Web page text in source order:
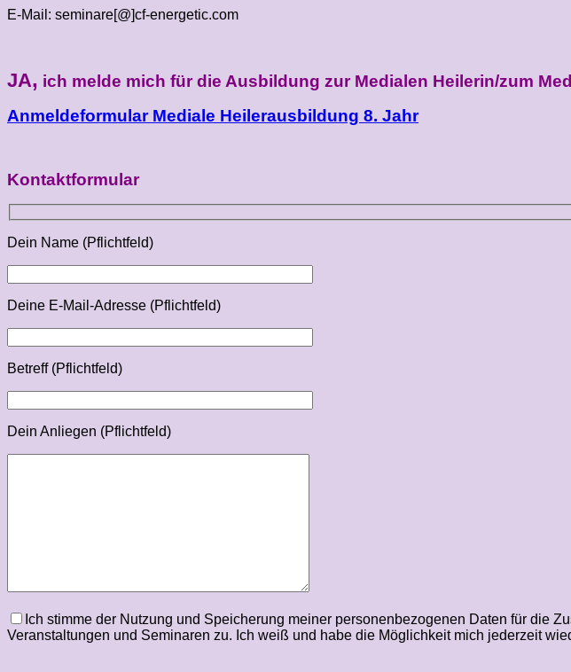
E‑Mail: seminare[@]cf-energetic.com
JA, ich melde mich für die Ausbildung zur Medialen Heilerin/zum
Anmeldeformular Mediale Heilerausbildung 8. Jahr
Kontaktformular
Dein Name (Pflichtfeld)
Deine E‑Mail-Adresse (Pflichtfeld)
Betreff (Pflichtfeld)
Dein Anliegen (Pflichtfeld)
Ich stimme der Nutzung und Speicherung meiner personenbezogenen Daten für die
Veranstaltungen und Seminaren zu. Ich weiß und habe die Möglichkeit mich jederzeit